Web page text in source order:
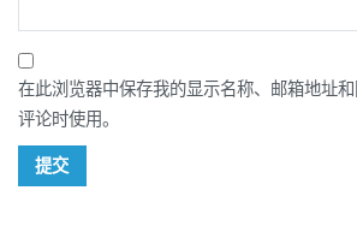
在此浏览器中保存我的显示名称、邮箱地址
评论时使用。